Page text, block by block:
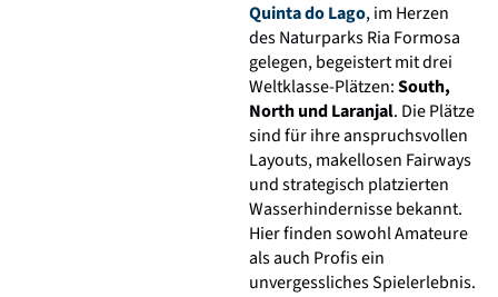
Quinta do Lago, im Herzen
des Naturparks Ria Formosa
gelegen, begeistert mit drei
Weltklasse-Plätzen:South,
North und Laranjal. Die Plätze
sind für ihre anspruchsvollen
Layouts, makellosen Fairways
und strategisch platzierten
Wasserhindernisse bekannt.
Hier finden sowohl Amateure
als auch Profis ein
unvergessliches Spielerlebnis.